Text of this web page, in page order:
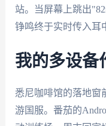
站。当屏幕上跳出
铮鸣终于实时传入耳
我的多设备
悉尼咖啡馆的落地窗
游国服。番茄的